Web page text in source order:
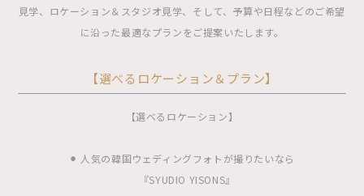
見学、ロケーション＆スタジオ見学、そして、予算や日程などのご希望
に沿った最適なプランをご提案いたします。
【選べるロケーション＆プラン】
【選べるロケーション】
⚫︎ 人気の韓国ウェディングフォトが撮りたいなら
『SYUDIO YISONS』